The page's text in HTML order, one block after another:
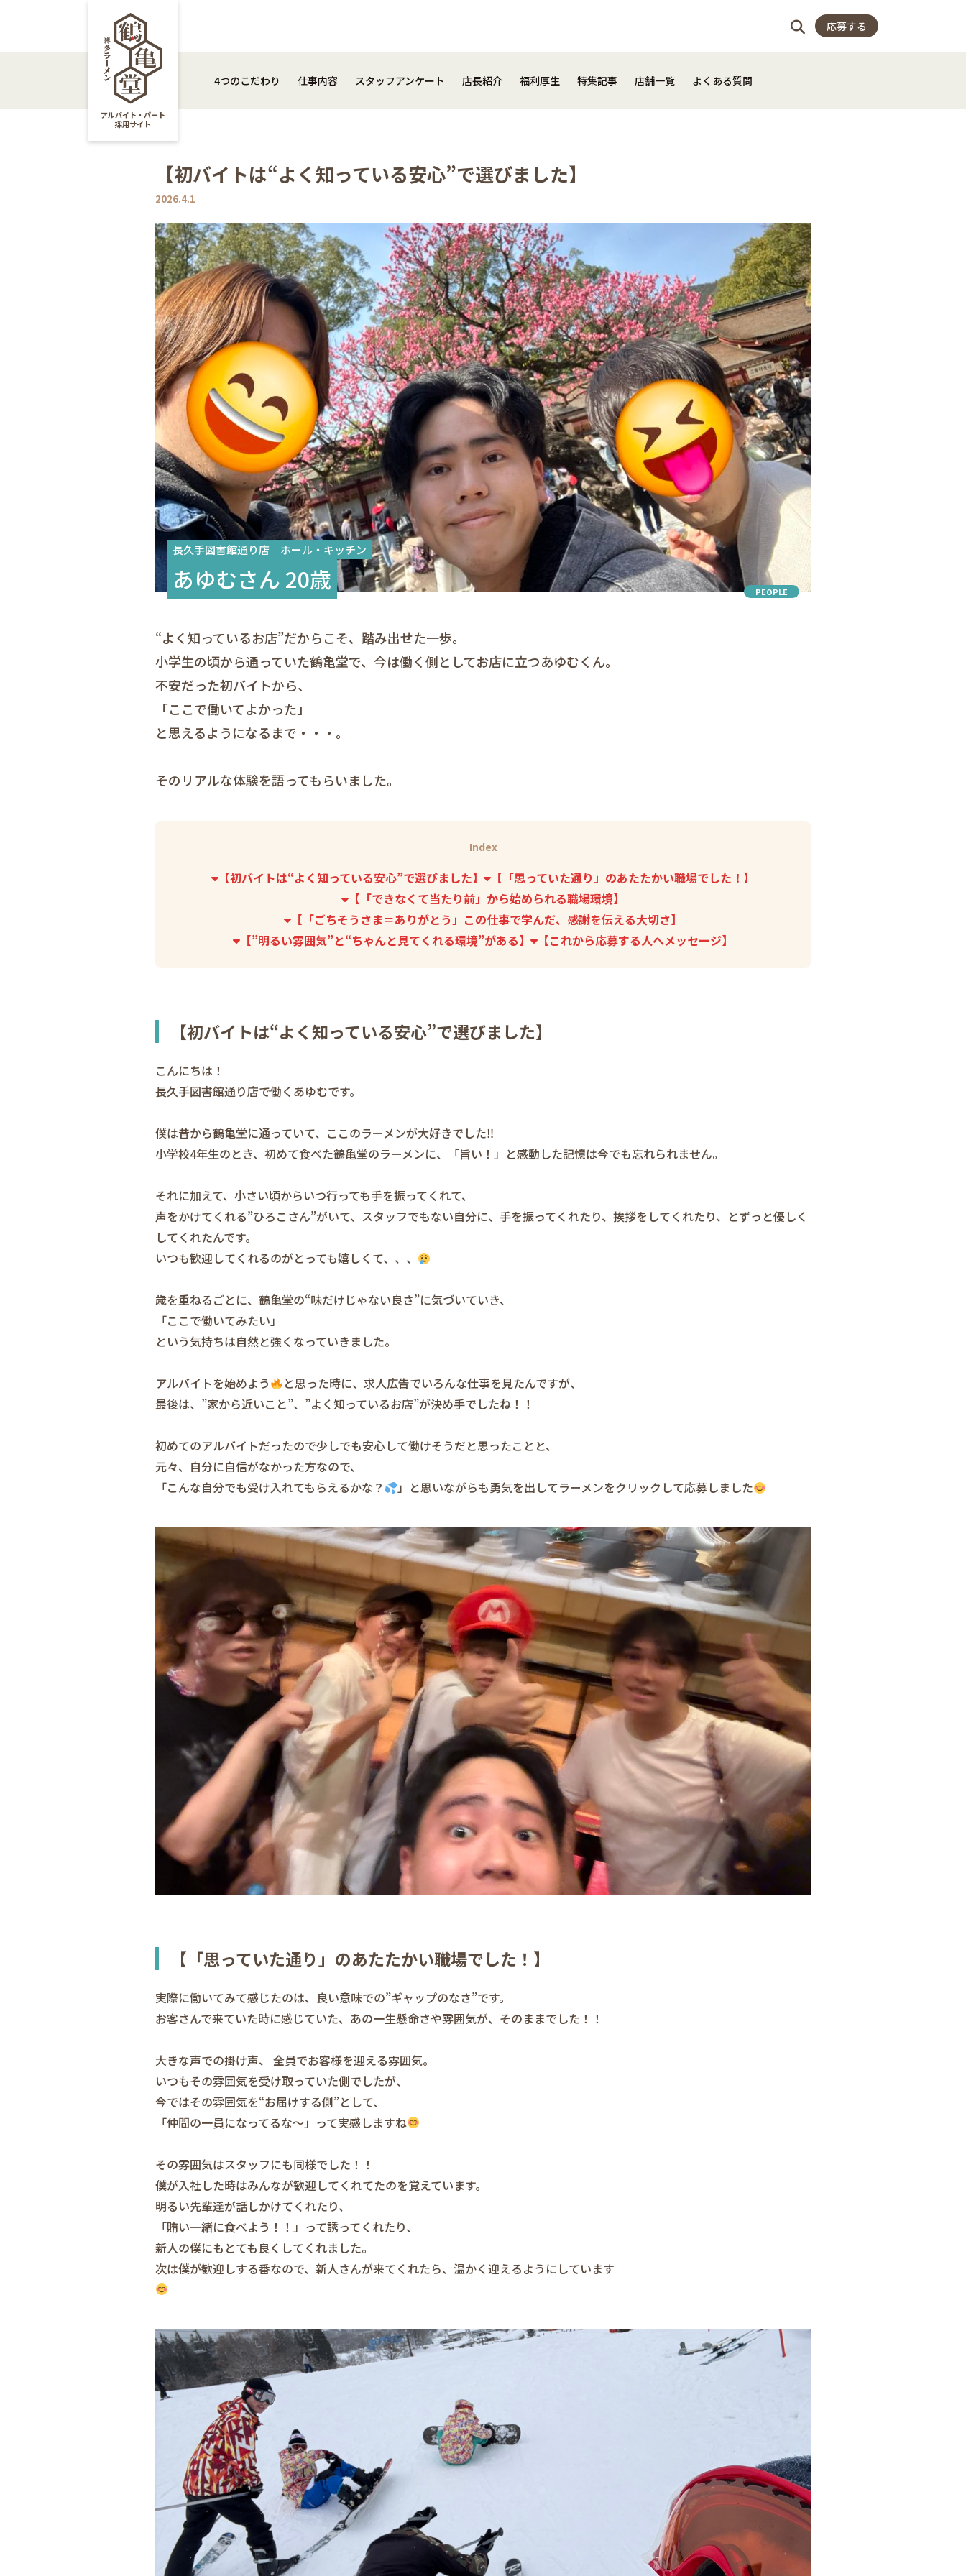
アルバイト・パート
採用サイト
応募する
close
4つのこだわり 仕事内容 スタッフアンケート 店長紹介 福利厚生 特集記事 店舗一覧 よくある質問
【初バイトは“よく知っている安心”で選びました】
2026.4.1
PEOPLE
長久手図書館通り店 ホール・キッチン
あゆむさん 20歳
“よく知っているお店”だからこそ、踏み出せた一歩。
小学生の頃から通っていた鶴亀堂で、今は働く側としてお店に立つあゆむくん。
不安だった初バイトから、
「ここで働いてよかった」
と思えるようになるまで・・・。
そのリアルな体験を語ってもらいました。
Index
【初バイトは“よく知っている安心”で選びました】
【「思っていた通り」のあたたかい職場でした！】
【「できなくて当たり前」から始められる職場環境】
【「ごちそうさま＝ありがとう」この仕事で学んだ、感謝を伝える大切さ】
【”明るい雰囲気”と“ちゃんと見てくれる環境”がある】
【これから応募する人へメッセージ】
【初バイトは“よく知っている安心”で選びました】
こんにちは！
長久手図書館通り店で働くあゆむです。
僕は昔から鶴亀堂に通っていて、ここのラーメンが大好きでした‼
小学校4年生のとき、初めて食べた鶴亀堂のラーメンに、「旨い！」と感動した記憶は今でも忘れられません。
それに加えて、小さい頃からいつ行っても手を振ってくれて、
声をかけてくれる”ひろこさん”がいて、スタッフでもない自分に、手を振ってくれたり、挨拶をしてくれたり、とずっと優しく
してくれたんです。
いつも歓迎してくれるのがとっても嬉しくて、、、
歳を重ねるごとに、鶴亀堂の“味だけじゃない良さ”に気づいていき、
「ここで働いてみたい」
という気持ちは自然と強くなっていきました。
アルバイトを始めよう
と思った時に、求人広告でいろんな仕事を見たんですが、
最後は、”家から近いこと”、”よく知っているお店”が決め手でしたね！！
初めてのアルバイトだったので少しでも安心して働けそうだと思ったことと、
元々、自分に自信がなかった方なので、
「こんな自分でも受け入れてもらえるかな？
」と思いながらも勇気を出してラーメンをクリックして応募しました
【「思っていた通り」のあたたかい職場でした！】
実際に働いてみて感じたのは、良い意味での”ギャップのなさ”です。
お客さんで来ていた時に感じていた、あの一生懸命さや雰囲気が、そのままでした！！
大きな声での掛け声、 全員でお客様を迎える雰囲気。
いつもその雰囲気を受け取っていた側でしたが、
今ではその雰囲気を“お届けする側”として、
「仲間の一員になってるな～」って実感しますね
その雰囲気はスタッフにも同様でした！！
僕が入社した時はみんなが歓迎してくれてたのを覚えています。
明るい先輩達が話しかけてくれたり、
「賄い一緒に食べよう！！」って誘ってくれたり、
新人の僕にもとても良くしてくれました。
次は僕が歓迎しする番なので、新人さんが来てくれたら、温かく迎えるようにしています